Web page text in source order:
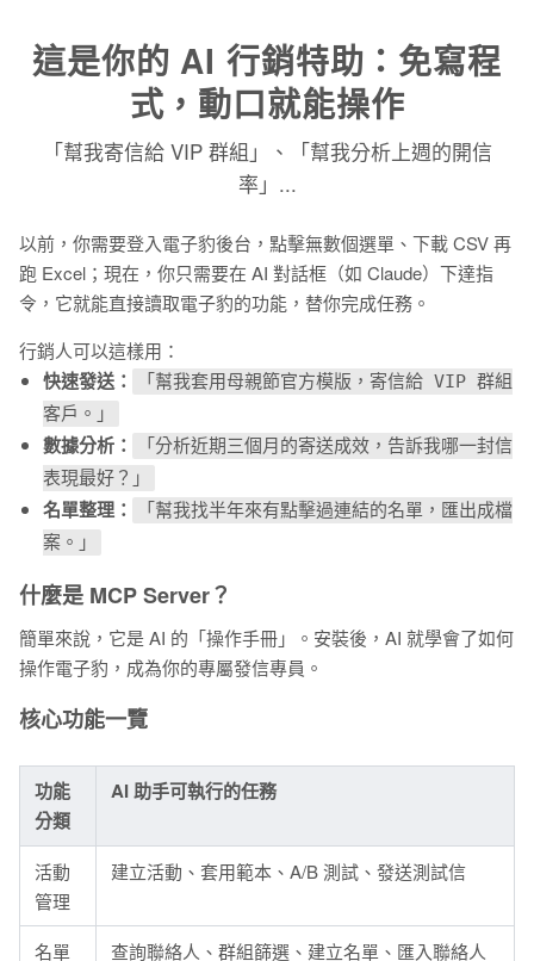
這是你的 AI 行銷特助：免寫程
式，動口就能操作
「幫我寄信給 VIP 群組」、「幫我分析上週的開信
率」...
以前，你需要登入電子豹後台，點擊無數個選單、下載 CSV 再
跑 Excel；現在，你只需要在 AI 對話框（如 Claude）下達指
令，它就能直接讀取電子豹的功能，替你完成任務。
行銷人可以這樣用：
快速發送：
「幫我套用母親節官方模版，寄信給 VIP 群組
客戶。」
數據分析：
「分析近期三個月的寄送成效，告訴我哪一封信
表現最好？」
名單整理：
「幫我找半年來有點擊過連結的名單，匯出成檔
案。」
什麼是 MCP Server？
簡單來說，它是 AI 的「操作手冊」。安裝後，AI 就學會了如何
操作電子豹，成為你的專屬發信專員。
核心功能一覽
功能
分類
AI 助手可執行的任務
活動
管理
建立活動、套用範本、A/B 測試、發送測試信
名單
查詢聯絡人、群組篩選、建立名單、匯入聯絡人